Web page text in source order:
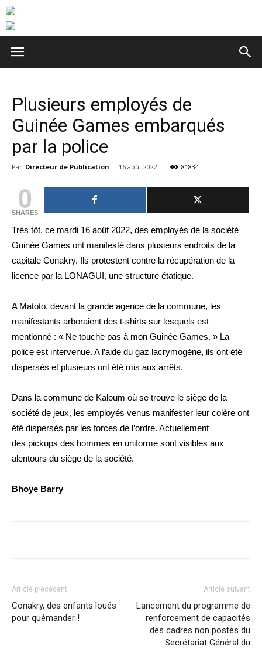
Plusieurs employés de
Guinée Games embarqués
par la police
Par Directeur de Publication - 16 août 2022 81834
0
SHARES
Très tôt, ce mardi 16 août 2022, des employés de la société
Guinée Games ont manifesté dans plusieurs endroits de la
capitale Conakry. Ils protestent contre la récupération de la
licence par la LONAGUI, une structure étatique.
A Matoto, devant la grande agence de la commune, les
manifestants arboraient des t-shirts sur lesquels est
mentionné : « Ne touche pas à mon Guinée Games. » La
police est intervenue. A l’aide du gaz lacrymogène, ils ont été
dispersés et plusieurs ont été mis aux arrêts.
Dans la commune de Kaloum où se trouve le siège de la
société de jeux, les employés venus manifester leur colère ont
été dispersés par les forces de l’ordre. Actuellement
des pickups des hommes en uniforme sont visibles aux
alentours du siège de la société.
Bhoye Barry
Article précédent
Conakry, des enfants loués
pour quémander !
Article suivant
Lancement du programme de
renforcement de capacités
des cadres non postés du
Secrétariat Général du